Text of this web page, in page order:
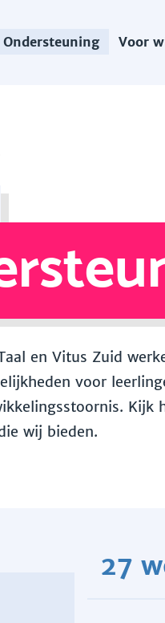
Ondersteuning Voor
en Vitus Zuid
voor
Kijk
wij bieden.
27